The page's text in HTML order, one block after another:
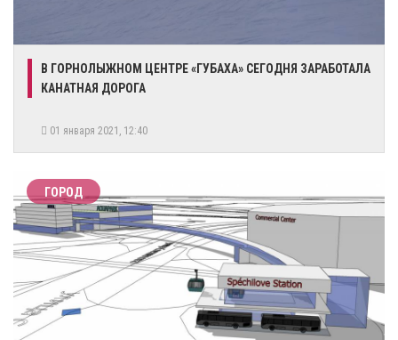
В ГОРНОЛЫЖНОМ ЦЕНТРЕ «ГУБАХА» СЕГОДНЯ ЗАРАБОТАЛА
КАНАТНАЯ ДОРОГА
01 января 2021, 12:40
ГОРОД